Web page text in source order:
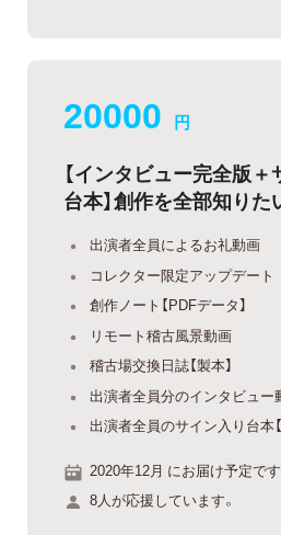
20000 円
【インタビュー完全版
台本】創作を全部知りた
出演者全員によるお礼動画
コレクター限定アップデート
創作ノート【PDFデータ】
リモート稽古風景動画
稽古場交換日誌【製本】
出演者全員分のインタビュー
出演者全員のサイン入り台本【
2020年12月 にお届け予定です
8人が応援しています。